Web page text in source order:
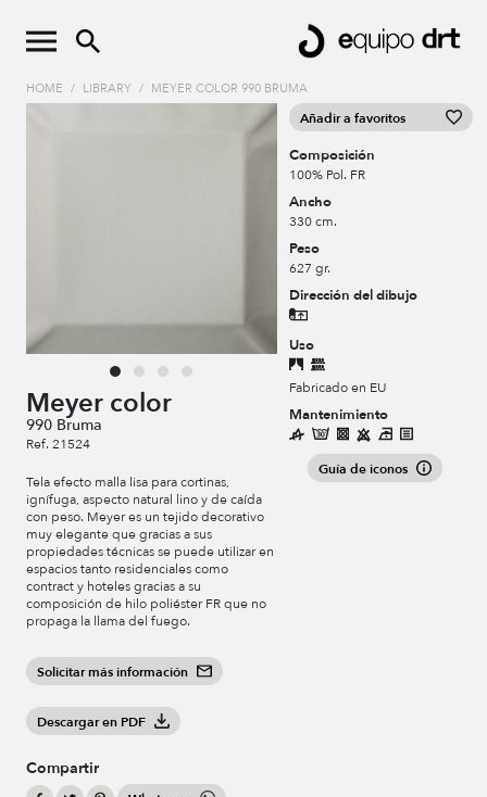
HOME / LIBRARY / MEYER COLOR 990 BRUMA
Meyer color
990 Bruma
Ref. 21524
Tela efecto malla lisa para cortinas,
ignífuga, aspecto natural lino y de caída
con peso. Meyer es un tejido decorativo
muy elegante que gracias a sus
propiedades técnicas se puede utilizar en
espacios tanto residenciales como
contract y hoteles gracias a su
composición de hilo poliéster FR que no
propaga la llama del fuego.
Solicitar más información
Descargar en PDF
Compartir
Añadir a favoritos
Composición
100% Pol. FR
Ancho
330 cm.
Peso
627 gr.
Dirección del dibujo
Uso
Fabricado en EU
Mantenimiento
Guía de iconos